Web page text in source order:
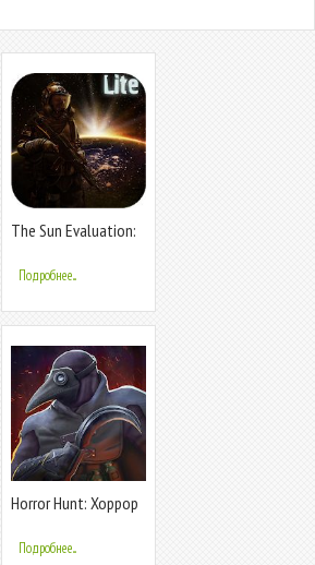
The Sun Evaluation:
экшен—шутер
Подробнее...
Horror Hunt: Хоррор
Подробнее...